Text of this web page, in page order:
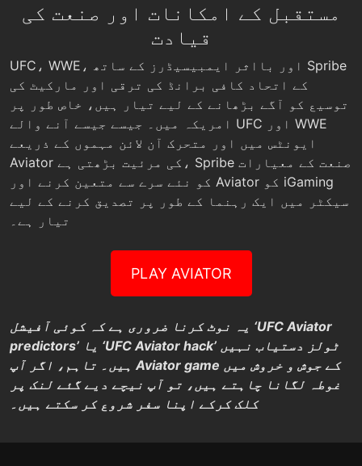
مستقبل کے امکانات اور صنعت کی
قیادت
UFC، WWE، اور بااثر ایمبیسیڈرز کے ساتھ Spribe
کے اتحاد کافی برانڈ کی ترقی اور مارکیٹ کی
توسیع کو آگے بڑھانے کے لیے تیار ہیں، خاص طور پر
امریکہ میں۔ جیسے جیسے آنے والے UFC اور WWE
ایونٹس میں اور متحرک آن لائن مہموں کے ذریعے
Aviator کی مرئیت بڑھتی ہے، Spribe صنعت کے معیارات
کو نئے سرے سے متعین کرنے اور Aviator کو iGaming
سیکٹر میں ایک رہنما کے طور پر تصدیق کرنے کے لیے
تیار ہے۔
PLAY AVIATOR
یہ نوٹ کرنا ضروری ہے کہ کوئی آفیشل ‘UFC Aviator
predictors’ یا ‘UFC Aviator hack’ ٹولز دستیاب نہیں
ہیں۔ تاہم، اگر آپ Aviator game کے جوش و خروش میں
غوطہ لگانا چاہتے ہیں، تو آپ نیچے دیے گئے لنک پر
کلک کرکے اپنا سفر شروع کر سکتے ہیں۔